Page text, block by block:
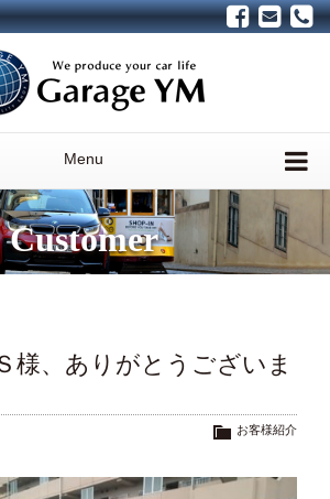
Menu
Customer
様、ありがとうございま
お客様紹介